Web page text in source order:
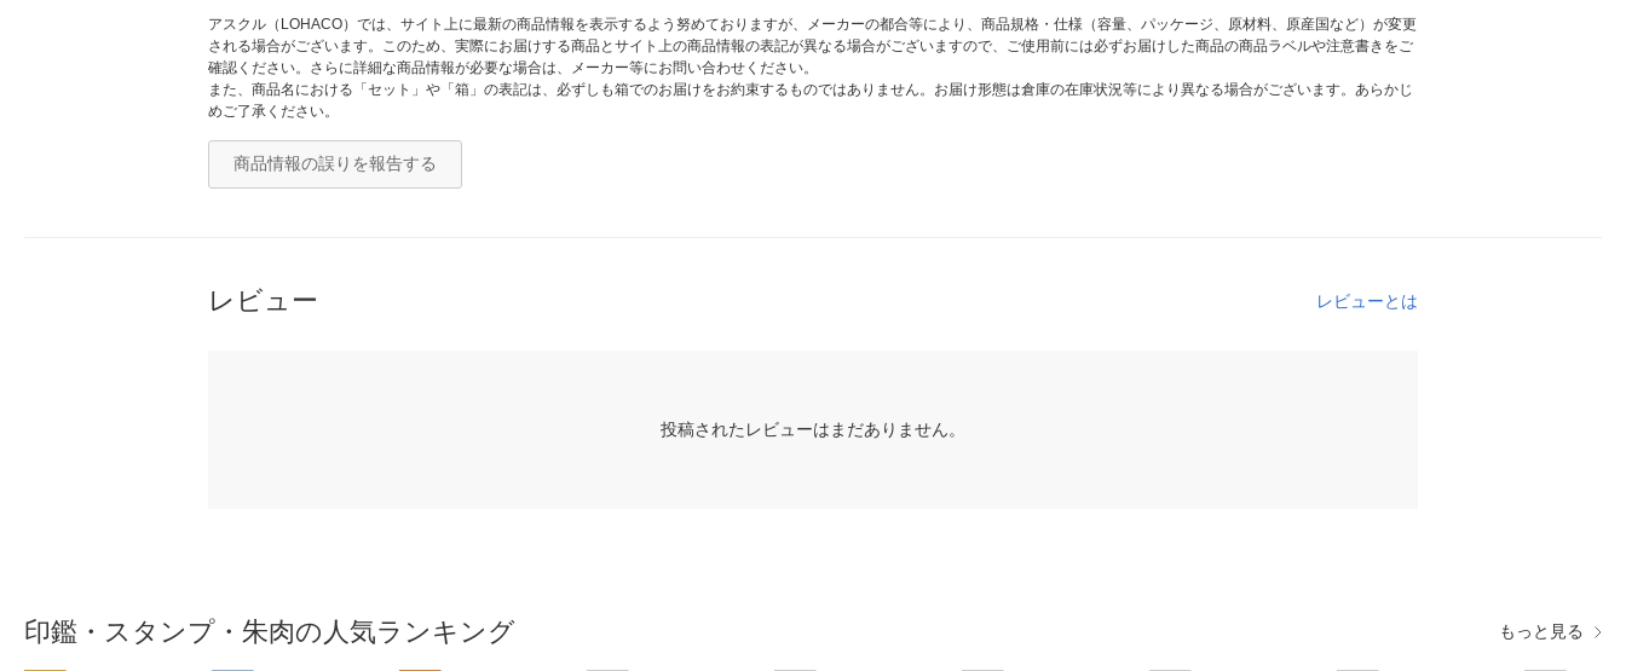
アスクル（LOHACO）では、サイト上に最新の商品情報を表示するよう努めておりますが、メーカーの都合等により、商品規格・仕様（容量、パッケージ、原材料、原産国など）が変更
される場合がございます。このため、実際にお届けする商品とサイト上の商品情報の表記が異なる場合がございますので、ご使用前には必ずお届けした商品の商品ラベルや注意書きをご
確認ください。さらに詳細な商品情報が必要な場合は、メーカー等にお問い合わせください。
また、商品名における「セット」や「箱」の表記は、必ずしも箱でのお届けをお約束するものではありません。お届け形態は倉庫の在庫状況等により異なる場合がございます。あらかじ
めご了承ください。
商品情報の誤りを報告する
レビュー レビューとは
投稿されたレビューはまだありません。
印鑑・スタンプ・朱肉の人気ランキング もっと見る